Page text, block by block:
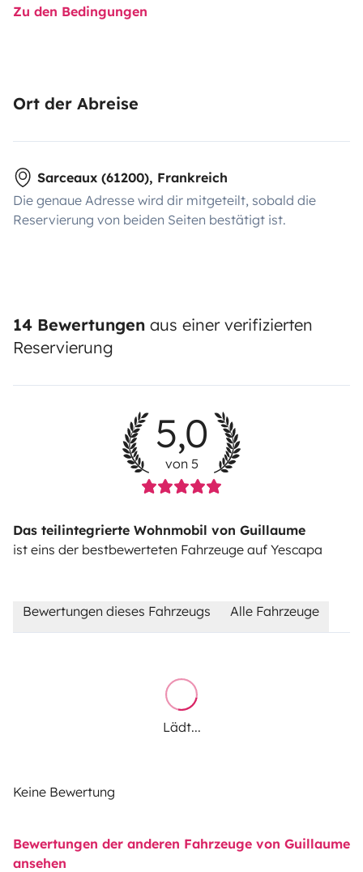
Zu den Bedingungen
Ort der Abreise
Sarceaux (61200), Frankreich
Die genaue Adresse wird dir mitgeteilt, sobald die
Reservierung von beiden Seiten bestätigt ist.
14 Bewertungen aus einer verifizierten
Reservierung
5,0
von 5
Das teilintegrierte Wohnmobil von Guillaume
ist eins der bestbewerteten Fahrzeuge auf Yescapa
Bewertungen dieses Fahrzeugs Alle Fahrzeuge
Lädt...
Keine Bewertung
Bewertungen der anderen Fahrzeuge von Guillaume
ansehen